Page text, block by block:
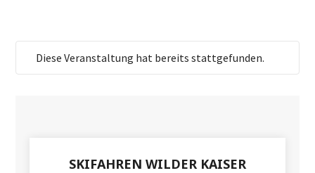
Diese Veranstaltung hat bereits stattgefunden.
SKIFAHREN WILDER KAISER